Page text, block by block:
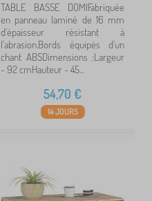
TABLE BASSE DOMIFabriquée
en panneau laminé de 16 mm
d'épaisseur résistant à
l'abrasion.Bords équipés d'un
chant ABSDimensions :Largeur
- 92 cmHauteur - 45...
54,70 €
14 JOURS